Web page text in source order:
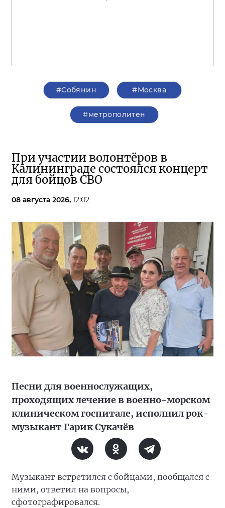
#Собянин #Москва
#метрополитен
При участии волонтёров в
Калининграде состоялся концерт
для бойцов СВО
08 августа 2026, 12:02
Песни для военнослужащих,
проходящих лечение в военно-морском
клиническом госпитале, исполнил рок-
музыкант Гарик Сукачёв
Музыкант встретился с бойцами, пообщался с
ними, ответил на вопросы,
сфотографировался.